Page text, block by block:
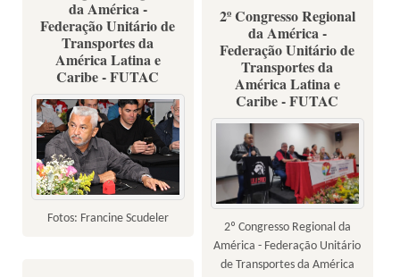
da América -
Federação Unitário de
Transportes da
América Latina e
Caribe - FUTAC
Fotos: Francine Scudeler
2º Congresso Regional
da América -
Federação Unitário de
Transportes da
América Latina e
Caribe - FUTAC
2º Congresso Regional da
América - Federação Unitário
de Transportes da América